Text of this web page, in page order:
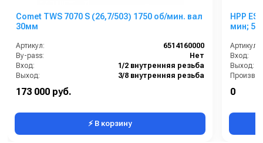
Comet TWS 7070 S (26,7/503) 1750 об/мин. вал
30мм
Артикул:
6514160000
By-pass:
Нет
Вход:
1/2 внутренняя резьба
Выход:
3/8 внутренняя резьба
173 000 руб.
⚡ В корзину
HPP
мин; 55
Артикул:
Вход:
Выход:
Вес, кг:
0